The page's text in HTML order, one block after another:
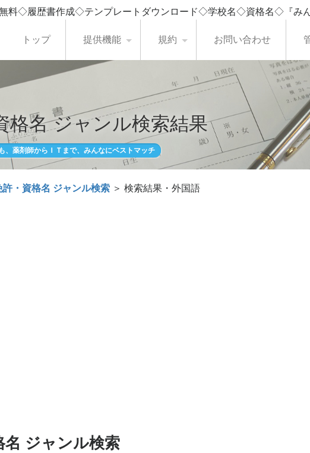
料◇履歴書作成◇テンプレートダウンロード◇学校名◇資格名◇『み
トップ 提供機能 規約 お問い合わせ
格名 ジャンル検索結果
、薬剤師からＩＴまで、みんなにベストマッチ
許・資格名 ジャンル検索 ＞ 検索結果・外国語
名 ジャンル検索